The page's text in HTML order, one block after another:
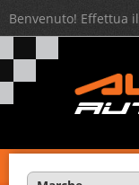
Benvenuto! Effettua il